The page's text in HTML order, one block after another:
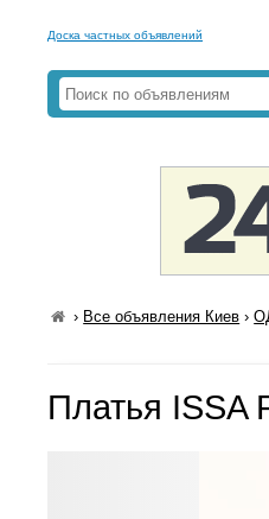
Доска частных объявлений
› Все объявления Киев ›
Платья ISSA